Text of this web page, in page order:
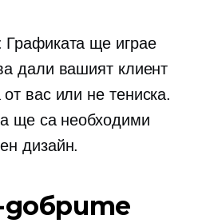
Графиката ще играе
дали вашият клиент
вас или не тениска.
ще са необходими
дизайн.
добрите